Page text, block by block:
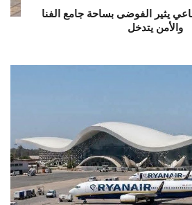
يثير الفوضى بساحة جامع الفنا
والأمن يتدخل